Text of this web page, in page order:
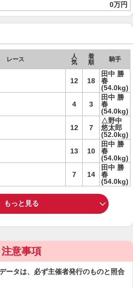
0万円
レース
人
気
着
順
騎手
12 18
田中 勝
春
(54.0kg)
4 3
田中 勝
春
(54.0kg)
12 7
△野中
悠太郎
(52.0kg)
13 10
田中 勝
春
(54.0kg)
7 14
田中 勝
春
(54.0kg)
もっと見る
注意事項
ータは、必ず主催者発行のものと照合